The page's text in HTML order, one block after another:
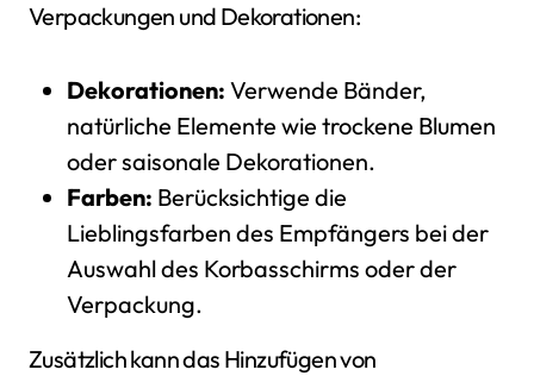
Verpackungen und Dekorationen:
Dekorationen: Verwende Bänder,
natürliche Elemente wie trockene Blumen
oder saisonale Dekorationen.
Farben: Berücksichtige die
Lieblingsfarben des Empfängers bei der
Auswahl des Korbasschirms oder der
Verpackung.
Zusätzlich kann das Hinzufügen von